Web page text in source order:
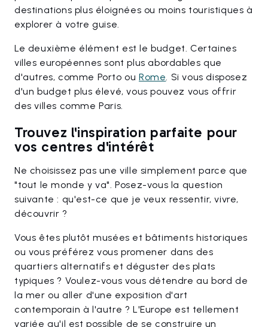
destinations plus éloignées ou moins touristiques à
explorer à votre guise.
Le deuxième élément est le budget. Certaines
villes européennes sont plus abordables que
d'autres, comme Porto ouRome. Si vous disposez
d'un budget plus élevé, vous pouvez vous offrir
des villes comme Paris.
Trouvez l'inspiration parfaite pour
vos centres d'intérêt
Ne choisissez pas une ville simplement parce que
"tout le monde y va". Posez-vous la question
suivante : qu'est-ce que je veux ressentir, vivre,
découvrir ?
Vous êtes plutôt musées et bâtiments historiques
ou vous préférez vous promener dans des
quartiers alternatifs et déguster des plats
typiques ? Voulez-vous vous détendre au bord de
la mer ou aller d'une exposition d'art
contemporain à l'autre ? L'Europe est tellement
variée qu'il est possible de se construire un